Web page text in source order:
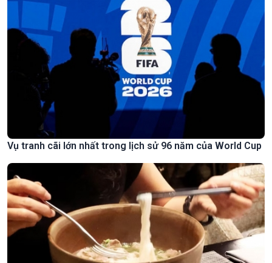
Vụ tranh cãi lớn nhất trong lịch sử 96 năm của World Cup